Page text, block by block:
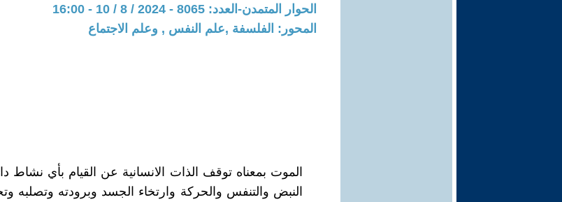
الحوار المتمدن-العدد: 8065 - 2024 / 8 / 10 - 16:00
المحور: الفلسفة ,علم النفس , وعلم الاجتماع
الموت بمعناه توقف الذات الانسانية عن القيام بأي
النبض والتنفس والحركة وارتخاء الجسد وبرودته وتصلبه